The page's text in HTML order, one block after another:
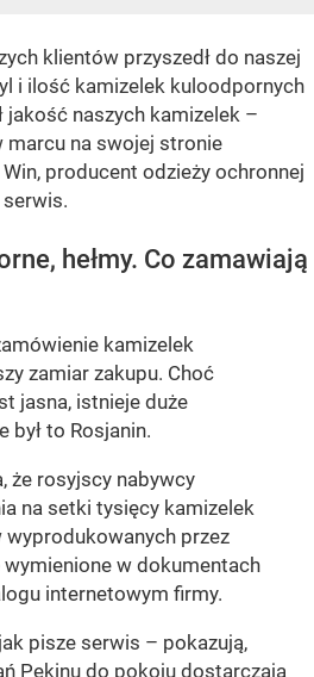
klientów przyszedł do naszej
i ilość kamizelek kuloodpornych
jakość naszych kamizelek –
marcu na swojej stronie
producent odzieży ochronnej
hełmy. Co zamawiają
kamizelek
zamiar zakupu. Choć
jasna, istnieje duże
był to Rosjanin.
że rosyjscy nabywcy
na setki tysięcy kamizelek
wyprodukowanych przez
wymienione w dokumentach
internetowym firmy.
pisze serwis – pokazują,
Pekinu do pokoju dostarczają